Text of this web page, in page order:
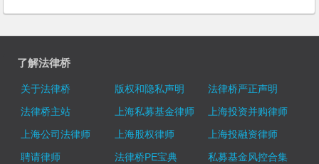
了解法律桥
关于法律桥 版权和隐私声明
法律桥严正声明
法律桥主站
上海私募基金律师
上海投资并购律师
上海公司法律师
上海股权律师
上海投融资律师
聘请律师
法律桥PE宝典
私募基金风控合集